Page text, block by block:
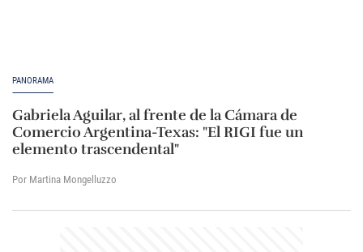
PANORAMA
Gabriela Aguilar, al frente de la Cámara de
Comercio Argentina-Texas: "El RIGI fue un
elemento trascendental"
Por Martina Mongelluzzo